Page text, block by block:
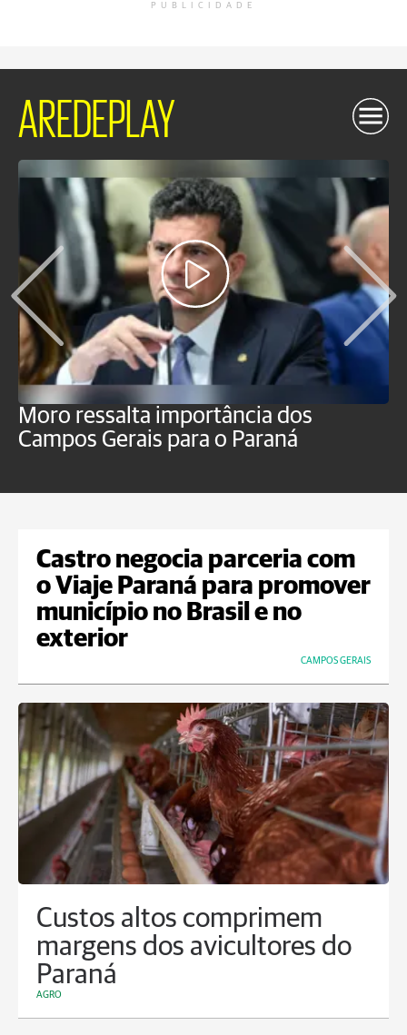
PUBLICIDADE
AREDEPLAY
Moro ressalta importância dos
Campos Gerais para o Paraná
Castro negocia parceria com
o Viaje Paraná para promover
município no Brasil e no
exterior
CAMPOS GERAIS
Custos altos comprimem
margens dos avicultores do
Paraná
AGRO